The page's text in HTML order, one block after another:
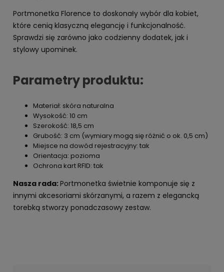
Portmonetka Florence to doskonały wybór dla kobiet,
które cenią klasyczną elegancję i funkcjonalność.
Sprawdzi się zarówno jako codzienny dodatek, jak i
stylowy upominek.
Parametry produktu:
Materiał: skóra naturalna
Wysokość: 10 cm
Szerokość: 18,5 cm
Grubość: 3 cm (wymiary mogą się różnić o ok. 0,5 cm)
Miejsce na dowód rejestracyjny: tak
Orientacja: pozioma
Ochrona kart RFID: tak
Nasza rada:Portmonetka świetnie komponuje się z
innymi akcesoriami skórzanymi, a razem z elegancką
torebką stworzy ponadczasowy zestaw.